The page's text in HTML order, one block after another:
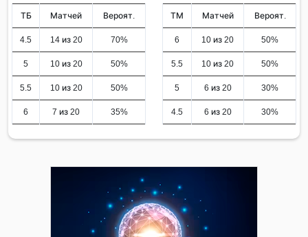
ТБ Матчей Вероят.
4.5 14 из 20 70%
5 10 из 20 50%
5.5 10 из 20 50%
6 7 из 20 35%
ТМ Матчей Вероят.
6 10 из 20 50%
5.5 10 из 20 50%
5 6 из 20 30%
4.5 6 из 20 30%